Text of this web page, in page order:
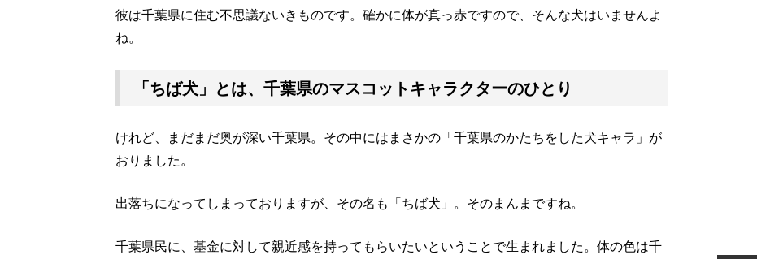
彼は千葉県に住む不思議ないきものです。確かに体が真っ赤ですので、そんな犬はいませんよ
ね。
「ちば犬」とは、千葉県のマスコットキャラクターのひとり
けれど、まだまだ奥が深い千葉県。その中にはまさかの「千葉県のかたちをした犬キャラ」が
おりました。
出落ちになってしまっておりますが、その名も「ちば犬」。そのまんまですね。
千葉県民に、基金に対して親近感を持ってもらいたいということで生まれました。体の色は千